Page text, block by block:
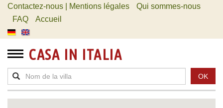
Contactez-nous | Mentions légales
Qui sommes-nous
FAQ
Accueil
CASA IN ITALIA
OK